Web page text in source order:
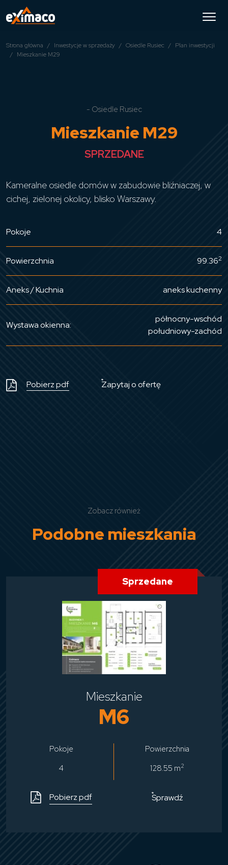
Strona główna Inwestycje w sprzedaży Osiedle Rusiec
Plan inwestycji
Mieszkanie M29
- Osiedle Rusiec
Mieszkanie M29
SPRZEDANE
Kameralne osiedle domów w zabudowie bliźniaczej, w
cichej, zielonej okolicy, blisko Warszawy.
Pokoje 4
Powierzchnia 99.362
Aneks / Kuchnia aneks kuchenny
Wystawa okienna:
północny-wschód
południowy-zachód
Pobierz pdf Zapytaj o ofertę
Zobacz również
Podobne mieszkania
Mieszkanie
M6
Pokoje
4
Powierzchnia
128.55 m2
Pobierz pdf Sprawdź
Sprzedane